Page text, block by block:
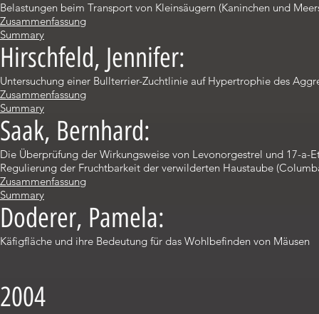
Belastungen beim Transport von Kleinsäugern (Kaninchen und
Zusammenfassung
Summary
Hirschfeld, Jennifer:
Untersuchung einer Bullterrier-Zuchtlinie auf Hypertrophie des
Zusammenfassung
Summary
Saak, Bernhard:
Die Überprüfung der Wirkungsweise von Levonorgestrel und 17-
Regulierung der Fruchtbarkeit der verwilderten Haustaube
Zusammenfassung
Summary
Doderer, Pamela:
Käfigfläche und ihre Bedeutung für das Wohlbefinden von Mäusen
2004